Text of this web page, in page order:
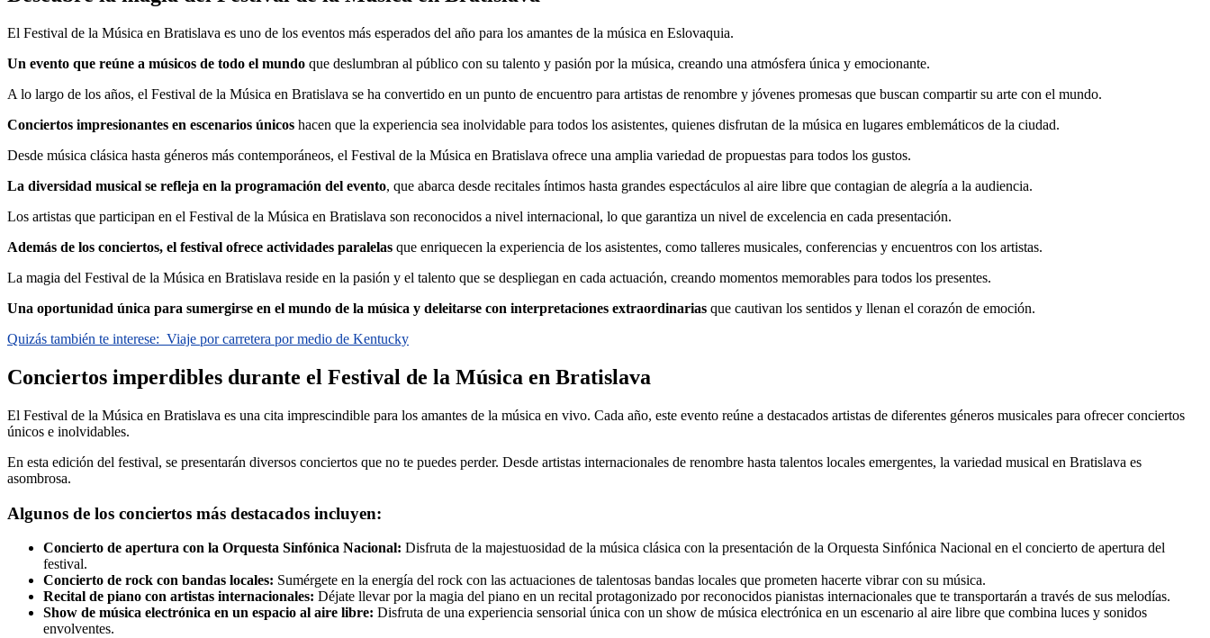
El Festival de la Música en Bratislava es uno de los eventos más esperados del año para los amantes de la música en Eslovaquia.
Un evento que reúne a músicos de todo el mundo que deslumbran al público con su talento y pasión por la música, creando una atmósfera única y emocionante.
A lo largo de los años, el Festival de la Música en Bratislava se ha convertido en un punto de encuentro para artistas de renombre y jóvenes promesas que buscan compartir su arte con el mundo.
Conciertos impresionantes en escenarios únicos hacen que la experiencia sea inolvidable para todos los asistentes, quienes disfrutan de la música en lugares emblemáticos de la ciudad.
Desde música clásica hasta géneros más contemporáneos, el Festival de la Música en Bratislava ofrece una amplia variedad de propuestas para todos los gustos.
La diversidad musical se refleja en la programación del evento, que abarca desde recitales íntimos hasta grandes espectáculos al aire libre que contagian de alegría a la audiencia.
Los artistas que participan en el Festival de la Música en Bratislava son reconocidos a nivel internacional, lo que garantiza un nivel de excelencia en cada presentación.
Además de los conciertos, el festival ofrece actividades paralelas que enriquecen la experiencia de los asistentes, como talleres musicales, conferencias y encuentros con los artistas.
La magia del Festival de la Música en Bratislava reside en la pasión y el talento que se despliegan en cada actuación, creando momentos memorables para todos los presentes.
Una oportunidad única para sumergirse en el mundo de la música y deleitarse con interpretaciones extraordinarias que cautivan los sentidos y llenan el corazón de emoción.
Quizás también te interese: Viaje por carretera por medio de Kentucky
Conciertos imperdibles durante el Festival de la Música en Bratislava
El Festival de la Música en Bratislava es una cita imprescindible para los amantes de la música en vivo. Cada año, este evento reúne a destacados artistas de diferentes géneros musicales para ofrecer conciertos
únicos e inolvidables.
En esta edición del festival, se presentarán diversos conciertos que no te puedes perder. Desde artistas internacionales de renombre hasta talentos locales emergentes, la variedad musical en Bratislava es
asombrosa.
Algunos de los conciertos más destacados incluyen:
Concierto de apertura con la Orquesta Sinfónica Nacional: Disfruta de la majestuosidad de la música clásica con la presentación de la Orquesta Sinfónica Nacional en el concierto de apertura del
festival.
Concierto de rock con bandas locales: Sumérgete en la energía del rock con las actuaciones de talentosas bandas locales que prometen hacerte vibrar con su música.
Recital de piano con artistas internacionales: Déjate llevar por la magia del piano en un recital protagonizado por reconocidos pianistas internacionales que te transportarán a través de sus melodías.
Show de música electrónica en un espacio al aire libre: Disfruta de una experiencia sensorial única con un show de música electrónica en un escenario al aire libre que combina luces y sonidos
envolventes.